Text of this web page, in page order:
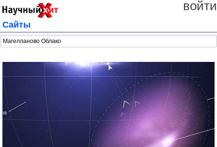
войти
Сайты